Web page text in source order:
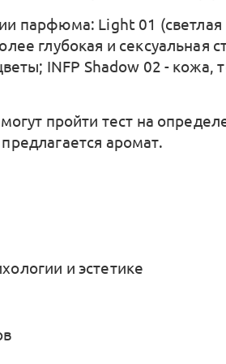
парфюма: Light 01 (светлая
глубокая и сексуальная
INFP Shadow 02 - кожа,
пройти тест на
аромат.
и эстетике